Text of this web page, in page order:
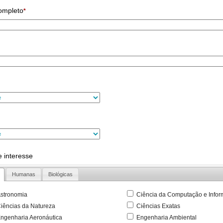
*
interesse
Humanas Biológicas
Ciência da Computação e
da Natureza
Ciências Exatas
Aeronáutica
Engenharia Ambiental